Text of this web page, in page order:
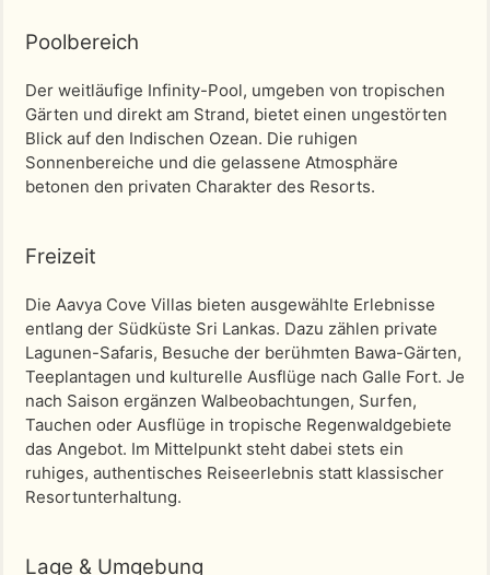
Poolbereich
Der weitläufige Infinity-Pool, umgeben von tropischen
Gärten und direkt am Strand, bietet einen ungestörten
Blick auf den Indischen Ozean. Die ruhigen
Sonnenbereiche und die gelassene Atmosphäre
betonen den privaten Charakter des Resorts.
Freizeit
Die Aavya Cove Villas bieten ausgewählte Erlebnisse
entlang der Südküste Sri Lankas. Dazu zählen private
Lagunen-Safaris, Besuche der berühmten Bawa-Gärten,
Teeplantagen und kulturelle Ausflüge nach Galle Fort. Je
nach Saison ergänzen Walbeobachtungen, Surfen,
Tauchen oder Ausflüge in tropische Regenwaldgebiete
das Angebot. Im Mittelpunkt steht dabei stets ein
ruhiges, authentisches Reiseerlebnis statt klassischer
Resortunterhaltung.
Lage & Umgebung